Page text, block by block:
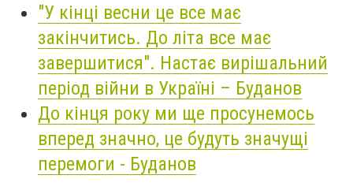
"У кінці весни це все має
закінчитись. До літа все має
завершитися". Настає вирішальний
період війни в Україні – Буданов
До кінця року ми ще просунемось
вперед значно, це будуть значущі
перемоги - Буданов